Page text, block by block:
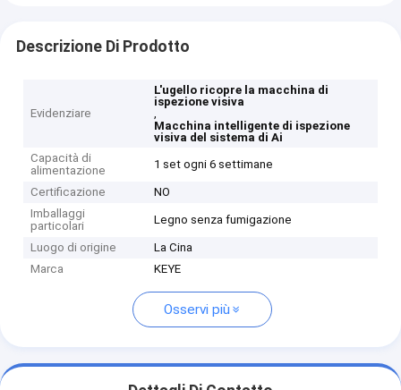
Descrizione Di Prodotto
Evidenziare
L'ugello ricopre la macchina di
ispezione visiva
,
Macchina intelligente di ispezione
visiva del sistema di Ai
Capacità di
alimentazione
1 set ogni 6 settimane
Certificazione
NO
Imballaggi
particolari
Legno senza fumigazione
Luogo di origine
La Cina
Marca
KEYE
Osservi più